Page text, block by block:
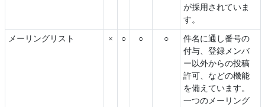
が採用されていま
す。
メーリングリスト × ○ ○ ○
件名に通し番号の
付与、登録メンバ
ー以外からの投稿
許可、などの機能
を備えています。
一つのメーリング